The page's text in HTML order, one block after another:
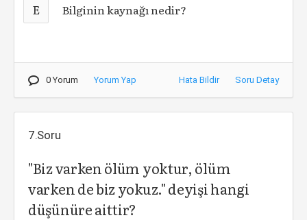
E Bilginin kaynağı nedir?
0 Yorum Yorum Yap Hata Bildir Soru Detay
7.Soru
"Biz varken ölüm yoktur, ölüm
varken de biz yokuz." deyişi hangi
düşünüre aittir?